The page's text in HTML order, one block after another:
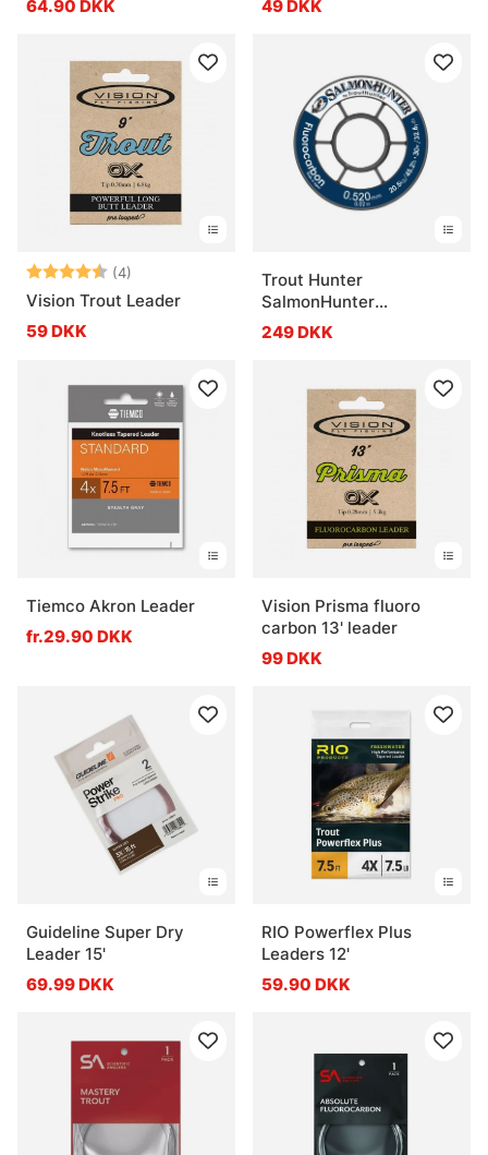
64.90 DKK
49 DKK
Vurdering: (4)
4.8 ud af 5 stjerner
Vision Trout Leader
59 DKK
Trout Hunter
SalmonHunter
Fluorocarbon Tippet
Material
249 DKK
Tiemco Akron Leader
fr.29.90 DKK
Vision Prisma fluoro
carbon 13' leader
99 DKK
Guideline Super Dry
Leader 15'
69.99 DKK
RIO Powerflex Plus
Leaders 12'
59.90 DKK